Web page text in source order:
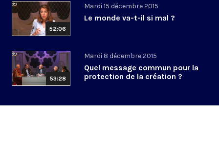
52:06
Mardi 15 décembre 2015
Le monde va-t-il si mal ?
53:28
Mardi 8 décembre 2015
Quel message commun pour la
protection de la création ?